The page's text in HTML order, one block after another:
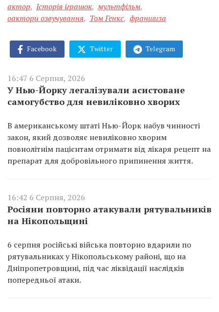
актор, Історія іграшок, мультфільм,
оактори озвучування, Том Генкс, франшиза
Facebook Twitter Telegram
16:47 6 Серпня, 2026
У Нью-Йорку легалізували асистоване
самогубство для невиліковно хворих
В американському штаті Нью-Йорк набув чинності
закон, який дозволяє невиліковно хворим
повнолітнім пацієнтам отримати від лікаря рецепт на
препарат для добровільного припинення життя.
16:42 6 Серпня, 2026
Росіяни повторно атакували рятувальників
на Нікопольщині
6 серпня російські війська повторно вдарили по
рятувальниках у Нікопольському районі, що на
Дніпропетровщині, під час ліквідації наслідків
попередньої атаки.